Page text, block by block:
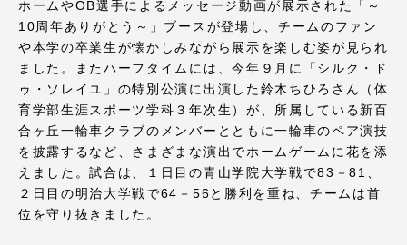
ホームやOB選手によるメッセージ動画が展示された「～
10周年ありがとう～」ブースが登場し、チームのファン
や本学の卒業生が懐かしみながら展示を楽しむ姿が見られ
ました。またハーフタイムには、今年９月に「シルク・ド
ゥ・ソレイユ」の特別公演に出演した鈴木ちひろさん（体
育学部生涯スポーツ学科３年次生）が、所属している新百
合ヶ丘一輪車クラブのメンバーとともに一輪車のペア演技
を披露するなど、さまざまな演出でホームゲームに花を添
えました。試合は、１日目の青山学院大学戦で83－81、
２日目の明治大学戦で64－56と勝利を重ね、チームは首
位を守り抜きました。
臨空キャンパス
札幌キャンパス